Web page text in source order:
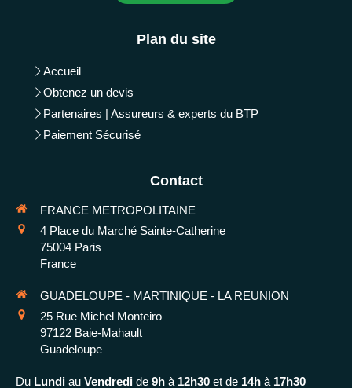
Plan du site
Accueil
Obtenez un devis
Partenaires | Assureurs & experts du BTP
Paiement Sécurisé
Contact
FRANCE METROPOLITAINE
4 Place du Marché Sainte-Catherine
75004 Paris
France
GUADELOUPE - MARTINIQUE - LA REUNION
25 Rue Michel Monteiro
97122 Baie-Mahault
Guadeloupe
Du Lundi au Vendredi de 9h à 12h30 et de 14h à 17h30